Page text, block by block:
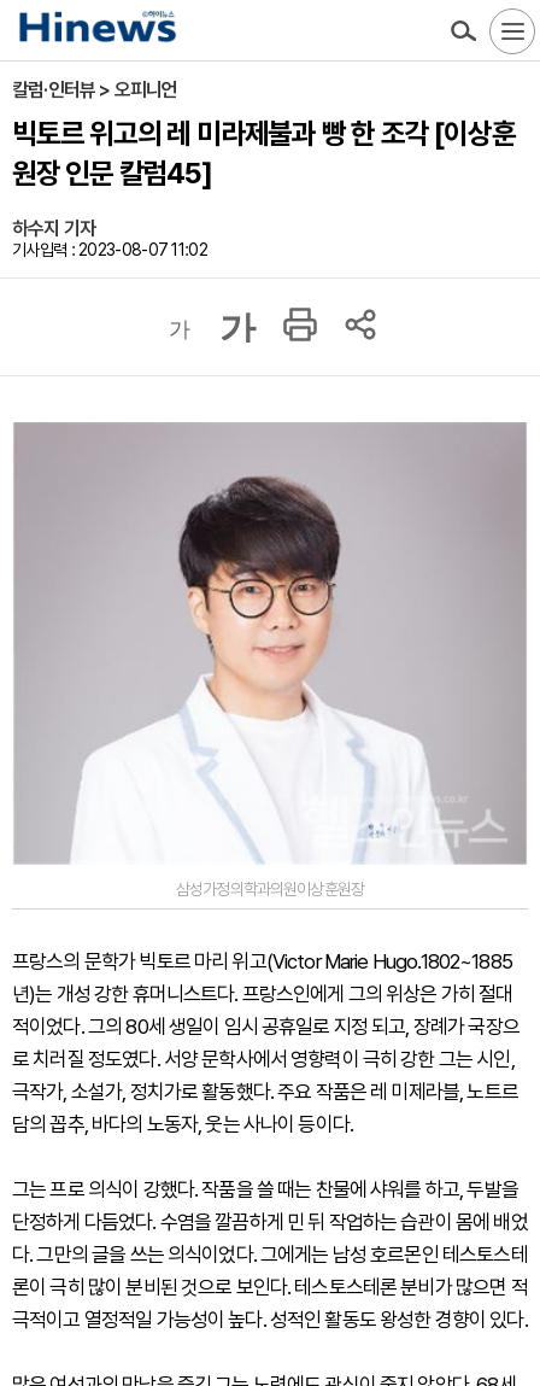
칼럼·인터뷰 > 오피니언
빅토르 위고의 레 미라제불과 빵 한 조각 [이상훈
원장 인문 칼럼45]
하수지 기자
기사입력 : 2023-08-07 11:02
가 가
삼성가정의학과의원이상훈원장
프랑스의 문학가 빅토르 마리 위고(Victor Marie Hugo.1802~1885
년)는 개성 강한 휴머니스트다. 프랑스인에게 그의 위상은 가히 절대
적이었다. 그의 80세 생일이 임시 공휴일로 지정 되고, 장례가 국장으
로 치러질 정도였다. 서양 문학사에서 영향력이 극히 강한 그는 시인,
극작가, 소설가, 정치가로 활동했다. 주요 작품은 레 미제라블, 노트르
담의 꼽추, 바다의 노동자, 웃는 사나이 등이다.
그는 프로 의식이 강했다. 작품을 쓸 때는 찬물에 샤워를 하고, 두발을
단정하게 다듬었다. 수염을 깔끔하게 민 뒤 작업하는 습관이 몸에 배었
다. 그만의 글을 쓰는 의식이었다. 그에게는 남성 호르몬인 테스토스테
론이 극히 많이 분비된 것으로 보인다. 테스토스테론 분비가 많으면 적
극적이고 열정적일 가능성이 높다. 성적인 활동도 왕성한 경향이 있다.